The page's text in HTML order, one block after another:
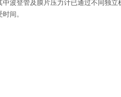
波登管及膜片压力计已通过不同独
间。